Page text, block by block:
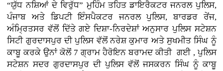
“ਯੁੱਧ ਨਸ਼ਿਆਂ ਦੇ ਵਿਰੁੱਧ” ਮੁਹਿੰਮ ਤਹਿਤ ਡਾਇਰੈਕਟਰ ਜਨਰਲ ਪੁਲਿਸ,
ਪੰਜਾਬ ਅਤੇ ਡਿਪਟੀ ਇੰਸਪੈਕਟਰ ਜਨਰਲ ਪੁਲਿਸ, ਬਾਰਡਰ ਰੇਂਜ,
ਅੰਮ੍ਰਿਤਸਰ ਵੱਲੋਂ ਦਿੱਤੇ ਗਏ ਦਿਸ਼ਾ-ਨਿਰਦੇਸ਼ਾਂ ਅਨੁਸਾਰ ਪੁਲਿਸ ਸਟੇਸ਼ਨ
ਸਿਟੀ ਗੁਰਦਾਸਪੁਰ ਦੀ ਪੁਲਿਸ ਵੱਲੋਂ ਨਰੇਸ਼ ਕੁਮਾਰ ਅਤੇ ਸੁਖਮੀਤ ਸਿੰਘ ਨੂੰ
ਕਾਬੂ ਕਰਕੇ ਉਨਾਂ ਕੋਲੋਂ 7 ਗ੍ਰਾਮ ਹੈਰੋਇਨ ਬਰਾਮਦ ਕੀਤੀ ਗਈ , ਪੁਲਿਸ
ਸਟੇਸ਼ਨ ਸਦਰ ਗੁਰਦਾਸਪੁਰ ਦੀ ਪੁਲਿਸ ਵੱਲੋਂ ਜਸਕਰਨ ਸਿੰਘ ਨੂੰ ਕਾਬੂ